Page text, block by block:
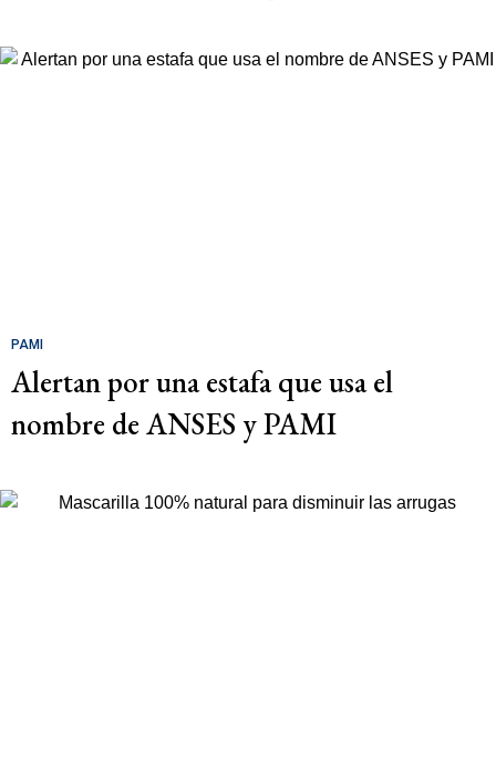
PAMI
Alertan por una estafa que usa el
nombre de ANSES y PAMI